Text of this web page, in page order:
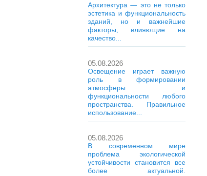
Архитектура — это не только
эстетика и функциональность
зданий, но и важнейшие
факторы, влияющие на
качество...
05.08.2026
Освещение играет важную
роль в формировании
атмосферы и
функциональности любого
пространства. Правильное
использование...
05.08.2026
В современном мире
проблема экологической
устойчивости становится все
более актуальной.